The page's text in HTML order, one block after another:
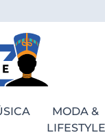
MODA &
LIFESTYLE